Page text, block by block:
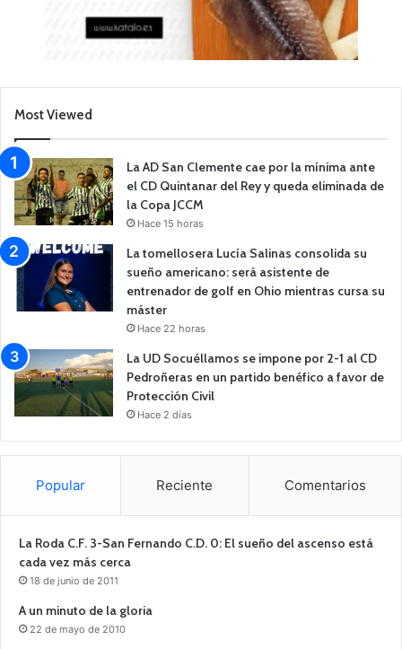
Most Viewed
La AD San Clemente cae por la mínima ante
el CD Quintanar del Rey y queda eliminada de
la Copa JCCM
Hace 15 horas
La tomellosera Lucía Salinas consolida su
sueño americano: será asistente de
entrenador de golf en Ohio mientras cursa su
máster
Hace 22 horas
La UD Socuéllamos se impone por 2-1 al CD
Pedroñeras en un partido benéfico a favor de
Protección Civil
Hace 2 días
Popular Reciente Comentarios
La Roda C.F. 3-San Fernando C.D. 0: El sueño del ascenso está
cada vez más cerca
18 de junio de 2011
A un minuto de la gloria
22 de mayo de 2010